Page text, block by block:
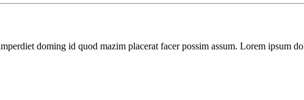
doming id quod mazim placerat facer possim assum. Lorem ipsum